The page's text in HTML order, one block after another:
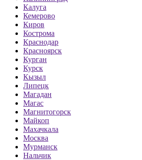
Калуга
Кемерово
Киров
Кострома
Краснодар
Красноярск
Курган
Курск
Кызыл
Липецк
Магадан
Магас
Магнитогорск
Майкоп
Махачкала
Москва
Мурманск
Нальчик